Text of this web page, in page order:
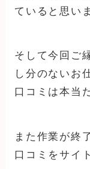
ていると思い
そして今回ご
し分のないお
口コミは本当
また作業が終
口コミをサイ